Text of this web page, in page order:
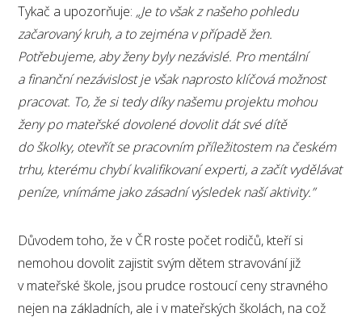
Tykač a upozorňuje: „Je to však z našeho pohledu
začarovaný kruh, a to zejména v případě žen.
Potřebujeme, aby ženy byly nezávislé. Pro mentální
a finanční nezávislost je však naprosto klíčová možnost
pracovat. To, že si tedy díky našemu projektu mohou
ženy po mateřské dovolené dovolit dát své dítě
do školky, otevřít se pracovním příležitostem na českém
trhu, kterému chybí kvalifikovaní experti, a začít vydělávat
peníze, vnímáme jako zásadní výsledek naší aktivity.”
Důvodem toho, že v ČR roste počet rodičů, kteří si
nemohou dovolit zajistit svým dětem stravování již
v mateřské škole, jsou prudce rostoucí ceny stravného
nejen na základních, ale i v mateřských školách, na což